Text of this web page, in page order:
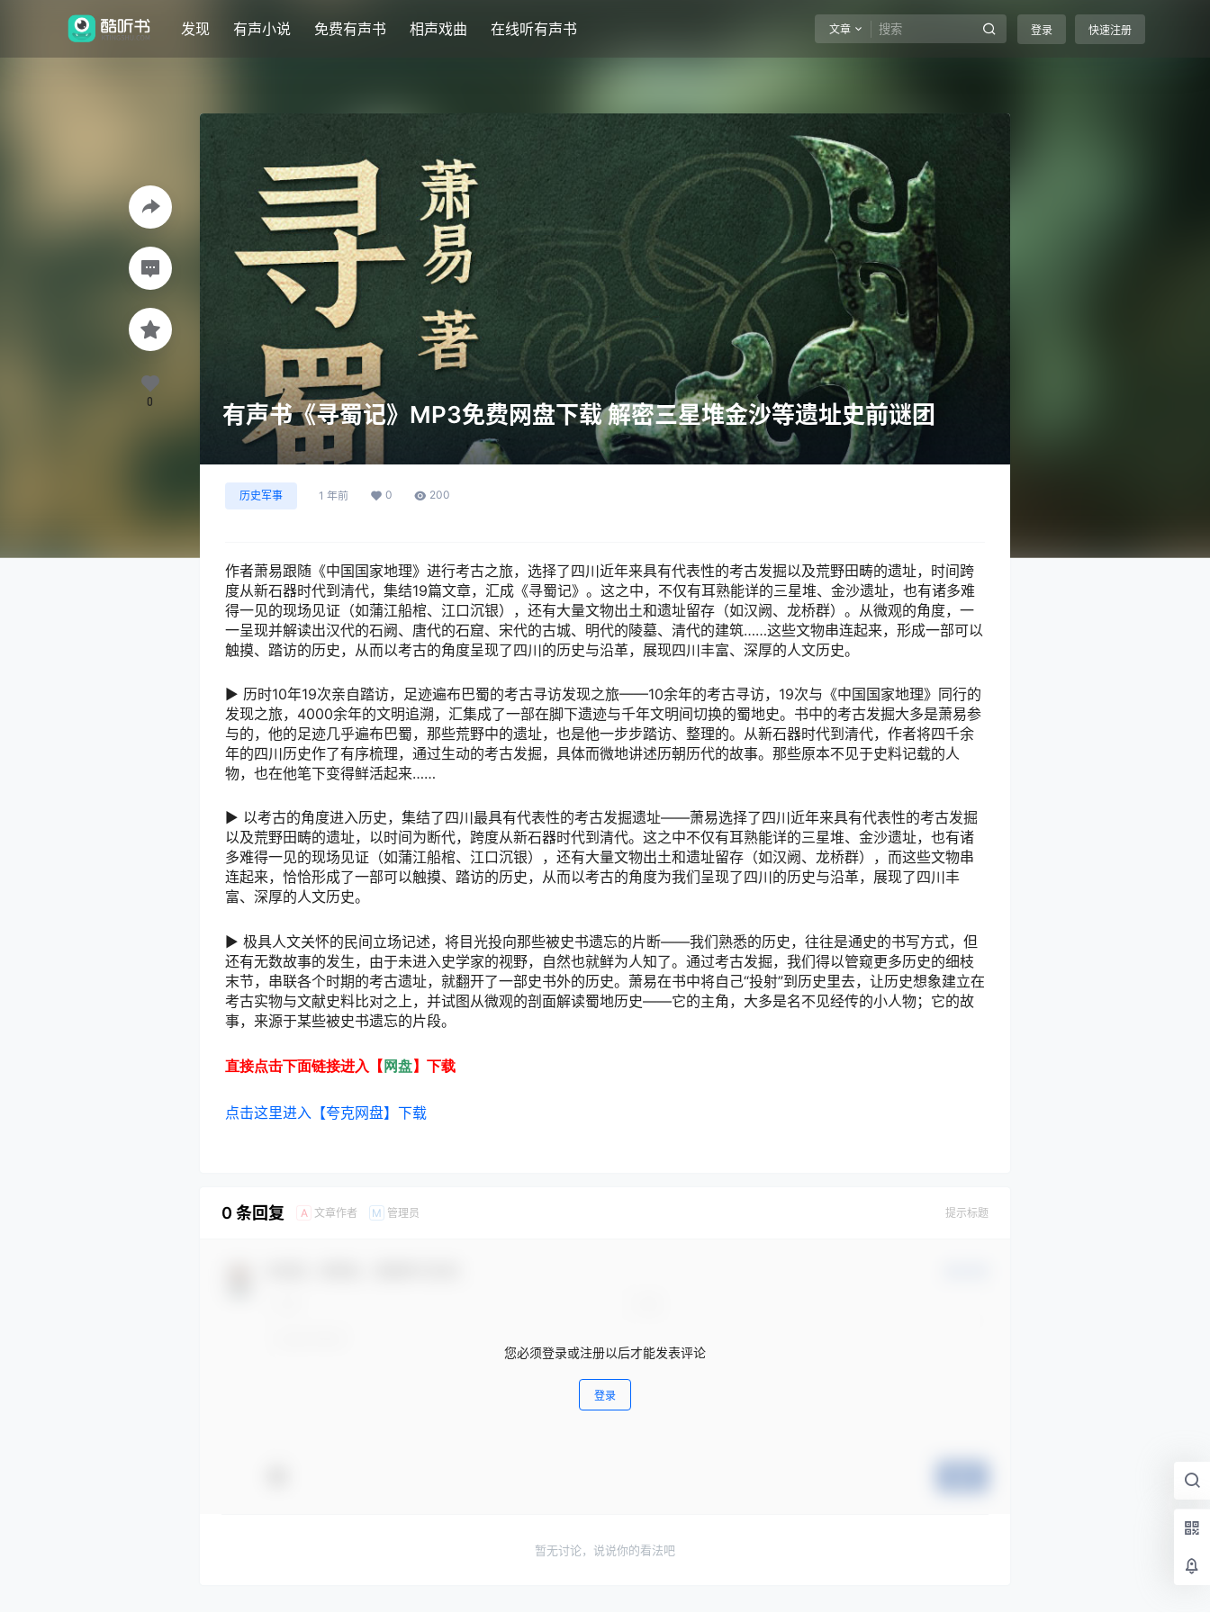
发现 有声小说 免费有声书 相声戏曲 在线听有声书 文章 登录 快速注册
有声书《寻蜀记》MP3免费网盘下载 解密三星堆金沙等遗址史前谜团
历史军事 1 年前 0 200
作者萧易跟随《中国国家地理》进行考古之旅，选择了四川近年来具有代表性的考古发掘以及荒野田畴的遗址，时间跨
度从新石器时代到清代，集结19篇文章，汇成《寻蜀记》。这之中，不仅有耳熟能详的三星堆、金沙遗址，也有诸多难
得一见的现场见证（如蒲江船棺、江口沉银），还有大量文物出土和遗址留存（如汉阙、龙桥群）。从微观的角度，一
一呈现并解读出汉代的石阙、唐代的石窟、宋代的古城、明代的陵墓、清代的建筑……这些文物串连起来，形成一部可以
触摸、踏访的历史，从而以考古的角度呈现了四川的历史与沿革，展现四川丰富、深厚的人文历史。
▶ 历时10年19次亲自踏访，足迹遍布巴蜀的考古寻访发现之旅——10余年的考古寻访，19次与《中国国家地理》同行的
发现之旅，4000余年的文明追溯，汇集成了一部在脚下遗迹与千年文明间切换的蜀地史。书中的考古发掘大多是萧易参
与的，他的足迹几乎遍布巴蜀，那些荒野中的遗址，也是他一步步踏访、整理的。从新石器时代到清代，作者将四千余
年的四川历史作了有序梳理，通过生动的考古发掘，具体而微地讲述历朝历代的故事。那些原本不见于史料记载的人
物，也在他笔下变得鲜活起来……
▶ 以考古的角度进入历史，集结了四川最具有代表性的考古发掘遗址——萧易选择了四川近年来具有代表性的考古发掘
以及荒野田畴的遗址，以时间为断代，跨度从新石器时代到清代。这之中不仅有耳熟能详的三星堆、金沙遗址，也有诸
多难得一见的现场见证（如蒲江船棺、江口沉银），还有大量文物出土和遗址留存（如汉阙、龙桥群），而这些文物串
连起来，恰恰形成了一部可以触摸、踏访的历史，从而以考古的角度为我们呈现了四川的历史与沿革，展现了四川丰
富、深厚的人文历史。
▶ 极具人文关怀的民间立场记述，将目光投向那些被史书遗忘的片断——我们熟悉的历史，往往是通史的书写方式，但
还有无数故事的发生，由于未进入史学家的视野，自然也就鲜为人知了。通过考古发掘，我们得以管窥更多历史的细枝
末节，串联各个时期的考古遗址，就翻开了一部史书外的历史。萧易在书中将自己“投射”到历史里去，让历史想象建立在
考古实物与文献史料比对之上，并试图从微观的剖面解读蜀地历史——它的主角，大多是名不见经传的小人物；它的故
事，来源于某些被史书遗忘的片段。
直接点击下面链接进入【 网盘】下载
点击这里进入【夸克网盘】下载
0
0 条回复 A 文章作者 M 管理员 提示标题
您必须登录或注册以后才能发表评论
登录
暂无讨论，说说你的看法吧